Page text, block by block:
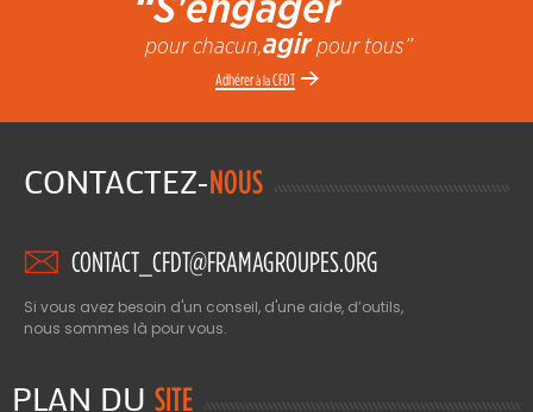
“S'engager
pour chacun,agirpour tous”
Adhérerà laCFDT
CONTACTEZ-NOUS
CONTACT_CFDT@FRAMAGROUPES.ORG
Si vous avez besoin d'un conseil, d'une aide, d’outils,
nous sommes là pour vous.
PLAN DU SITE